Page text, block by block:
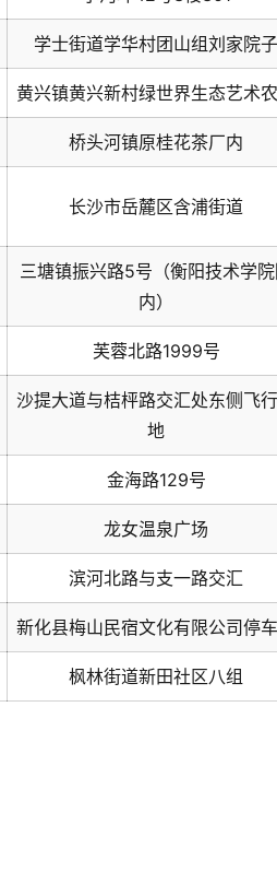
学士街道学华村团山组刘家院子
黄兴镇黄兴新村绿世界生态艺术
桥头河镇原桂花茶厂内
长沙市岳麓区含浦街道
三塘镇振兴路5号（衡阳技术学
内）
芙蓉北路1999号
沙提大道与桔枰路交汇处东侧飞
地
金海路129号
龙女温泉广场
滨河北路与支一路交汇
新化县梅山民宿文化有限公司停
枫林街道新田社区八组